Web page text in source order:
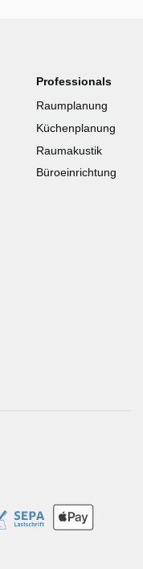
Professionals
Raumplanung
Küchenplanung
Raumakustik
Büroeinrichtung
-